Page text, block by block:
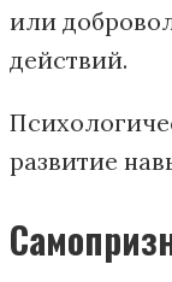
или
действий.
развитие